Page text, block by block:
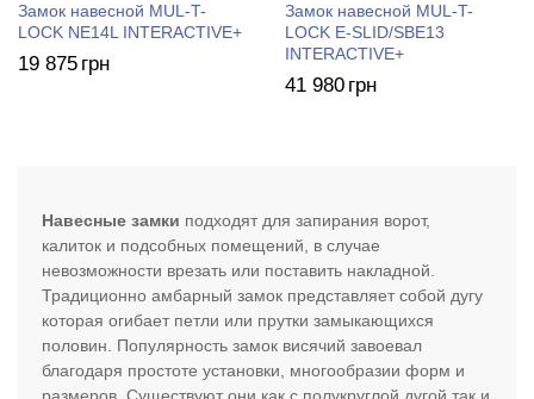
Замок навесной MUL-T-
LOCK NE14L INTERACTIVE+
19 875 грн
Замок навесной MUL-T-
LOCK E-SLID/SBE13
INTERACTIVE+
41 980 грн
Навесные замки подходят для запирания ворот,
калиток и подсобных помещений, в случае
невозможности врезать или поставить накладной.
Традиционно амбарный замок представляет собой дугу
которая огибает петли или прутки замыкающихся
половин. Популярность замок висячий завоевал
благодаря простоте установки, многообразии форм и